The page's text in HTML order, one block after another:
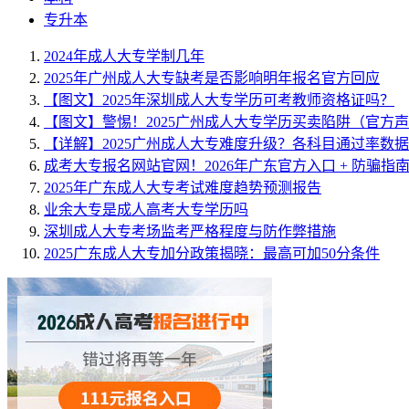
专升本
2024年成人大专学制几年
2025年广州成人大专缺考是否影响明年报名官方回应
【图文】2025年深圳成人大专学历可考教师资格证吗？
【图文】警惕！2025广州成人大专学历买卖陷阱（官方声
【详解】2025广州成人大专难度升级？各科目通过率数
成考大专报名网站官网！2026年广东官方入口 + 防骗指南
2025年广东成人大专考试难度趋势预测报告
业余大专是成人高考大专学历吗
深圳成人大专考场监考严格程度与防作弊措施
2025广东成人大专加分政策揭晓：最高可加50分条件